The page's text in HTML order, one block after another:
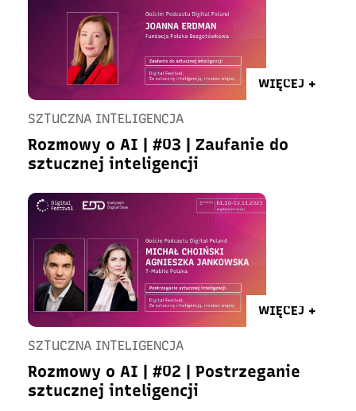
WIĘCEJ +
SZTUCZNA INTELIGENCJA
Rozmowy o AI | #03 | Zaufanie do
sztucznej inteligencji
WIĘCEJ +
SZTUCZNA INTELIGENCJA
Rozmowy o AI | #02 | Postrzeganie
sztucznej inteligencji